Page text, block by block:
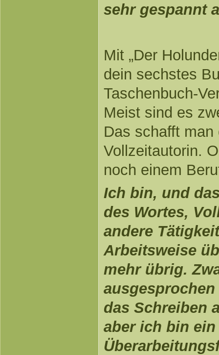
sehr gespannt
Mit „Der
dein sechstes
Taschenbuch-
Meist sind es
Das schafft
Vollzeitautorin.
noch einem
Ich bin, und
des Wortes,
andere
Arbeitsweise
mehr übrig.
das Schreiben
aber ich bin